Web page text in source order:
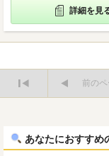
詳細を見
前のペ
あなたにおすすめ